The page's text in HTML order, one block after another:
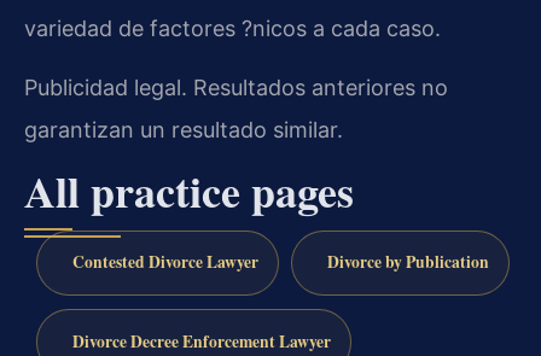
variedad de factores ?nicos a cada caso.
Publicidad legal. Resultados anteriores no
garantizan un resultado similar.
All practice pages
Contested Divorce Lawyer Divorce by Publication
Divorce Decree Enforcement Lawyer